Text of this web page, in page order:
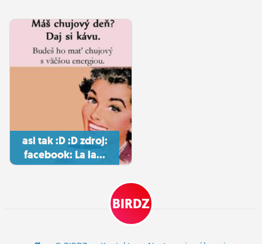
asi tak :D :D zdroj:
facebook: La la...
BIRDZ